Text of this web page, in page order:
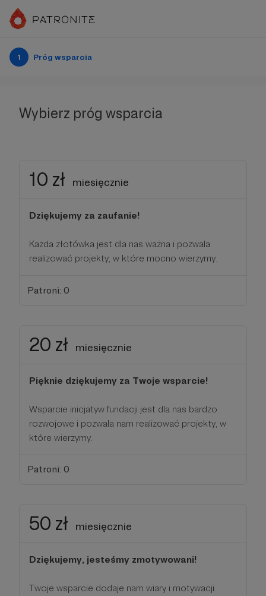
1 Próg wsparcia
Wybierz próg wsparcia
10 zł miesięcznie
Dziękujemy za zaufanie!
Każda złotówka jest dla nas ważna i pozwala
realizować projekty, w które mocno wierzymy.
Patroni: 0
20 zł miesięcznie
Pięknie dziękujemy za Twoje wsparcie!
Wsparcie inicjatyw fundacji jest dla nas bardzo
rozwojowe i pozwala nam realizować projekty, w
które wierzymy.
Patroni: 0
50 zł miesięcznie
Dziękujemy, jesteśmy zmotywowani!
Twoje wsparcie dodaje nam wiary i motywacji.